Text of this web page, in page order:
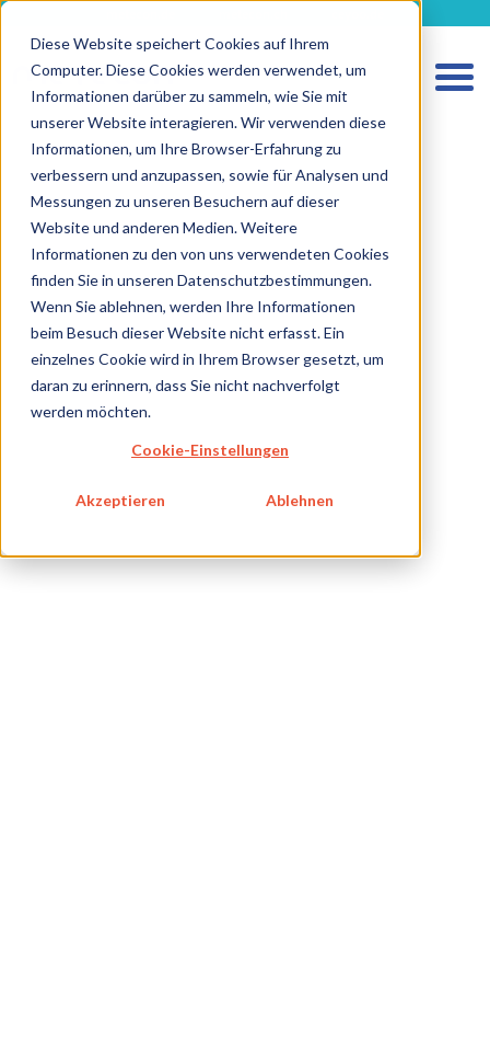
Diese Website speichert Cookies auf Ihrem
Computer. Diese Cookies werden verwendet, um
Informationen darüber zu sammeln, wie Sie mit
unserer Website interagieren. Wir verwenden diese
Informationen, um Ihre Browser-Erfahrung zu
verbessern und anzupassen, sowie für Analysen und
Messungen zu unseren Besuchern auf dieser
Website und anderen Medien. Weitere
Informationen zu den von uns verwendeten Cookies
finden Sie in unseren Datenschutzbestimmungen.
Wenn Sie ablehnen, werden Ihre Informationen
beim Besuch dieser Website nicht erfasst. Ein
einzelnes Cookie wird in Ihrem Browser gesetzt, um
daran zu erinnern, dass Sie nicht nachverfolgt
werden möchten.
Cookie-Einstellungen
Akzeptieren Ablehnen
HOME
LEISTUNGEN MEDIZINPRODUKTE
LEISTUNGEN IVD
ÜBER UNS
KARRIERE